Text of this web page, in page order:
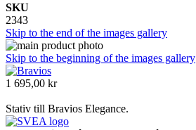
SKU
2343
Skip to the end of the images gallery
Skip to the beginning of the images gallery
1 695,00 kr
Stativ till Bravios Elegance.